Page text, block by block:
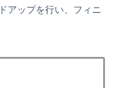
アップを行い、フィニ